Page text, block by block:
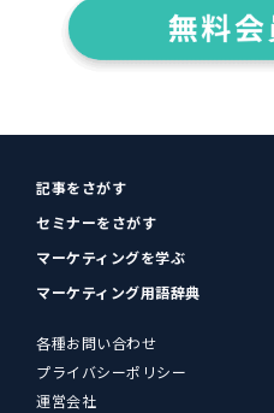
記事をさがす
セミナーをさがす
マーケティングを学ぶ
マーケティング用語辞典
各種お問い合わせ
プライバシーポリシー
運営会社